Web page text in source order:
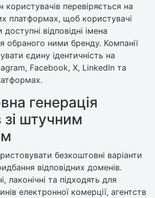
користувачів перевіряється на
платформах, щоб користувачі
відповідні імена
обраного ними бренду. Компанії
єдину ідентичність на
Facebook, X, LinkedIn та
генерація
зі штучним
безкоштовні варіанти
відповідних доменів.
лаконічні та підходять для
електронної комерції, агентств